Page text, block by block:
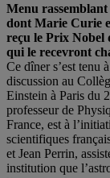
Menu
dont Marie Curie
reçu le Prix Nobel
qui le recevront
Ce dîner s’est tenu
discussion au
Einstein à Paris du
professeur de
France, est à
scientifiques
et Jean Perrin,
institution que